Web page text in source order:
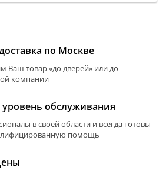
по Москве
Ваш товар «до дверей» или до
компании
обслуживания
в своей области и всегда готовы
помощь